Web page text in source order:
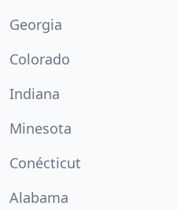
Georgia
Colorado
Indiana
Minesota
Conécticut
Alabama